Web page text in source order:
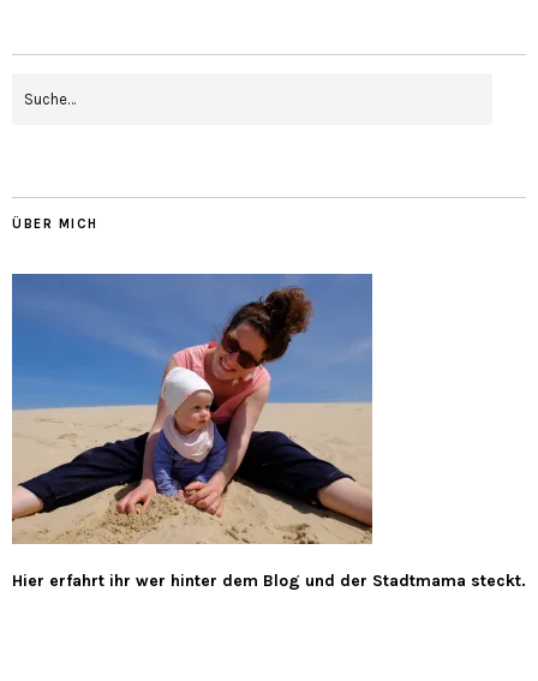
ÜBER MICH
Hier erfahrt ihr wer hinter dem Blog und der Stadtmama steckt.